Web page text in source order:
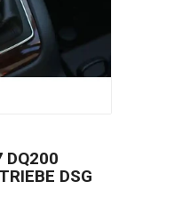
DQ200
DSG